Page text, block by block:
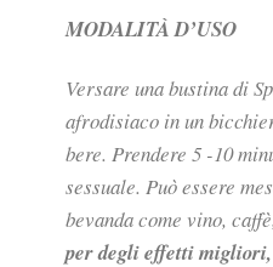
MODALITÀ D’USO
Versare una bustina di
afrodisiaco in un
bere. Prendere 5 -10
sessuale. Può essere
bevanda come vino,
per degli effetti migliori,